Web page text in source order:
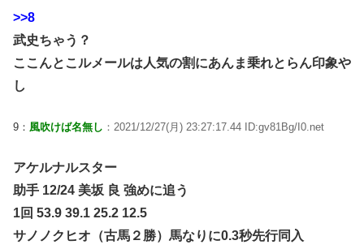
>>8
武史ちゃう？
ここんとこルメールは人気の割にあんま乗れとらん印象や
し
9： 風吹けば名無し ：2021/12/27(月) 23:27:17.44 ID:gv81Bg/I0.net
アケルナルスター
助手 12/24 美坂 良 強めに追う
1回 53.9 39.1 25.2 12.5
サノノクヒオ（古馬２勝）馬なりに0.3秒先行同入